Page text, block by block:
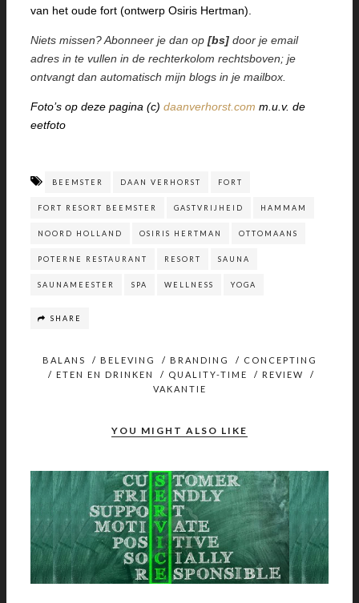
van het oude fort (ontwerp Osiris Hertman).
Niets missen? Abonneer je dan op [bs] door je email
adres in te vullen in de rechterkolom rechtsboven; je
ontvangt dan automatisch mijn blogs in je mailbox.
Foto’s op deze pagina (c) daanverhorst.com m.u.v. de
eetfoto
BEEMSTER DAAN VERHORST FORT
FORT RESORT BEEMSTER GASTVRIJHEID HAMMAM
NOORD HOLLAND OSIRIS HERTMAN OTTOMAANS
POTERNE RESTAURANT RESORT SAUNA
SAUNAMEESTER SPA WELLNESS YOGA
SHARE
BALANS / BELEVING / BRANDING / CONCEPTING
/ ETEN EN DRINKEN / QUALITY-TIME / REVIEW
/
VAKANTIE
YOU MIGHT ALSO LIKE